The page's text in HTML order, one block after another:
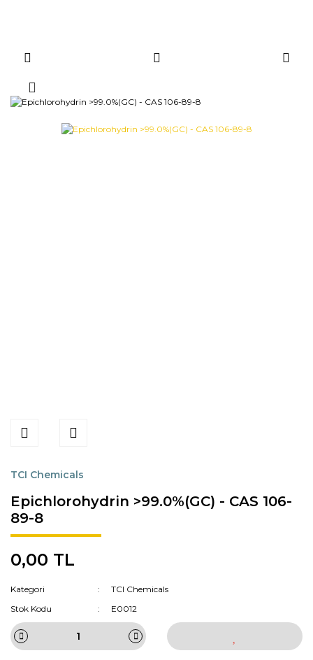
TCI Chemicals
Epichlorohydrin >99.0%(GC) - CAS 106-
89-8
0,00 TL
Kategori
TCI Chemicals
Stok Kodu
E0012